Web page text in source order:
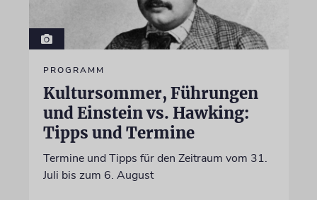
PROGRAMM
Kultursommer, Führungen
und Einstein vs. Hawking:
Tipps und Termine
Termine und Tipps für den Zeitraum vom 31.
Juli bis zum 6. August